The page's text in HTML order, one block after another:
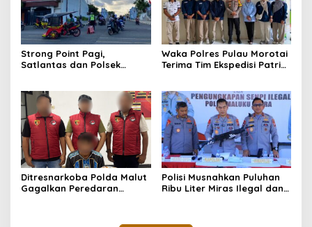
Strong Point Pagi,
Satlantas dan Polsek
serta Keselamatan Berlalu
Lintas
Waka Polres Pulau Morotai
Terima Tim Ekspedisi Patriot
Wilayah Morotai
Ditresnarkoba Polda Malut
Gagalkan Peredaran
Polisi Musnahkan Puluhan
Ribu Liter Miras Ilegal dan